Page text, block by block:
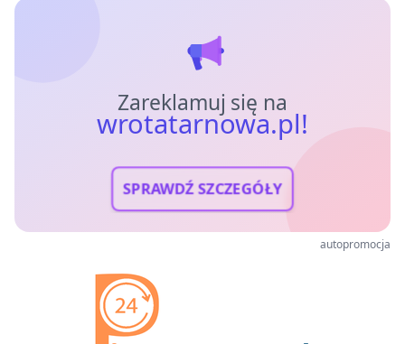
Zareklamuj się na
wrotatarnowa.pl!
SPRAWDŹ SZCZEGÓŁY
autopromocja